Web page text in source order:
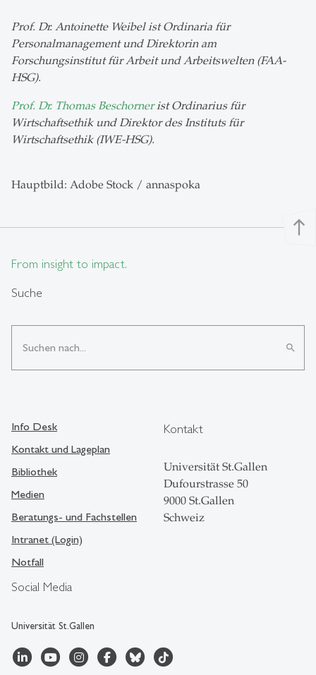
Prof. Dr. Antoinette Weibel ist Ordinaria für
Personalmanagement und Direktorin am
Forschungsinstitut für Arbeit und Arbeitswelten (FAA-
HSG).
Prof. Dr. Thomas Beschornerist Ordinarius für
Wirtschaftsethik und Direktor des Instituts für
Wirtschaftsethik (IWE-HSG).
Hauptbild: Adobe Stock / annaspoka
north
From insight to impact.
Suche
search
Social Media
Universität St.Gallen
Info Desk
Kontakt und Lageplan
Bibliothek
Medien
Beratungs- und Fachstellen
Intranet (Login)
Notfall
Kontakt
Universität St.Gallen
Dufourstrasse 50
9000 St.Gallen
Schweiz